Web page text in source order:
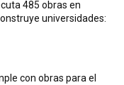
485 obras en
universidades:
con obras para el